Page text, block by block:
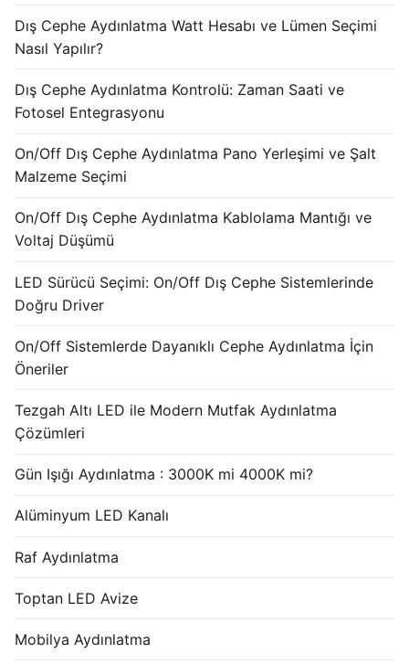
German
French
Dış Cephe Aydınlatma Watt Hesabı ve Lümen Seçimi
Nasıl Yapılır?
Dış Cephe Aydınlatma Kontrolü: Zaman Saati ve
Fotosel Entegrasyonu
On/Off Dış Cephe Aydınlatma Pano Yerleşimi ve Şalt
Malzeme Seçimi
On/Off Dış Cephe Aydınlatma Kablolama Mantığı ve
Voltaj Düşümü
LED Sürücü Seçimi: On/Off Dış Cephe Sistemlerinde
Doğru Driver
On/Off Sistemlerde Dayanıklı Cephe Aydınlatma İçin
Öneriler
Tezgah Altı LED ile Modern Mutfak Aydınlatma
Çözümleri
Gün Işığı Aydınlatma : 3000K mi 4000K mi?
Alüminyum LED Kanalı
Raf Aydınlatma
Toptan LED Avize
Mobilya Aydınlatma